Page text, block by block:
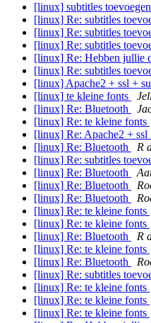
[linux] subtitles
[linux] Re: subtitles
[linux] Re: subtitles
[linux] Re: subtitles
[linux] Re: Hebben jullie
[linux] Re: subtitles
[linux] Apache2 + ssl +
[linux] te kleine fonts
[linux] Re: Bluetooth
[linux] Re: te kleine fonts
[linux] Re: Apache2 + ssl
[linux] Re: Bluetooth
R
[linux] Re: subtitles
[linux] Re: Bluetooth
[linux] Re: Bluetooth
[linux] Re: Bluetooth
[linux] Re: te kleine fonts
[linux] Re: te kleine fonts
[linux] Re: Bluetooth
R
[linux] Re: te kleine fonts
[linux] Re: Bluetooth
[linux] Re: subtitles
[linux] Re: te kleine fonts
[linux] Re: te kleine fonts
[linux] Re: te kleine fonts